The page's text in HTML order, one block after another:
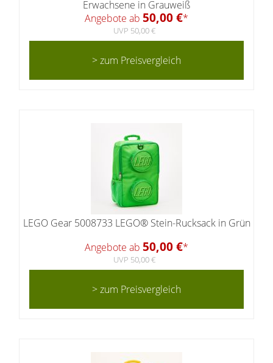
Erwachsene in Grauweiß
Angebote ab 50,00 €*
UVP 50,00 €
> zum Preisvergleich
LEGO Gear 5008733 LEGO® Stein-Rucksack in Grün
Angebote ab 50,00 €*
UVP 50,00 €
> zum Preisvergleich